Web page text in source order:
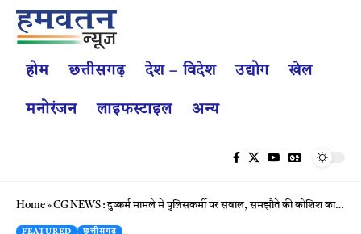
होम छत्तीसगढ़ देश – विदेश उद्योग खेल
मनोरंजन लाइफस्टाइल अन्य
Home»CG NEWS : दुष्कर्म मामले में पुलिसकर्मी पर सवाल, समझौते की कोशिश का आरोप पड़ते ही कार्रवाई
FEATURED छत्तीसगढ़